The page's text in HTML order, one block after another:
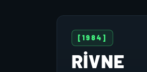
[1984]
RIVNE